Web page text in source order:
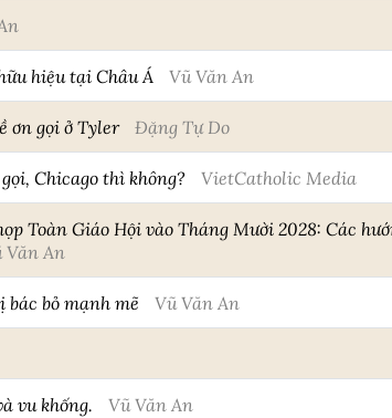
hiệu tại Châu Á Vũ Văn An
ơn gọi ở Tyler Đặng Tự Do
Chicago thì không? VietCatholic Media
Toàn Giáo Hội vào Tháng Mười 2028: Các
Văn An
bỏ mạnh mẽ Vũ Văn An
vu khống. Vũ Văn An